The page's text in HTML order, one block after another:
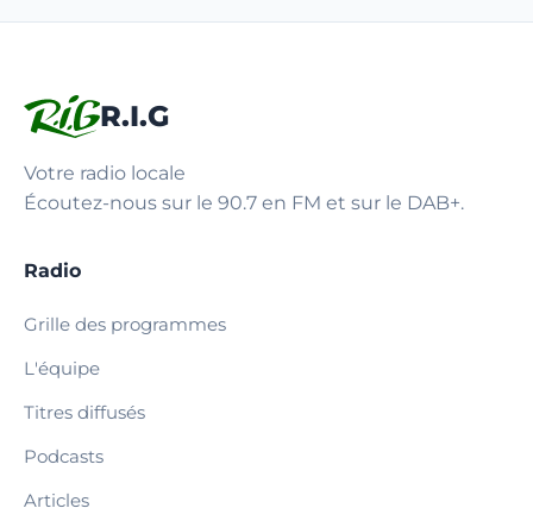
R.I.G
Votre radio locale
Écoutez-nous sur le 90.7 en FM et sur le DAB+.
Radio
Grille des programmes
L'équipe
Titres diffusés
Podcasts
Articles